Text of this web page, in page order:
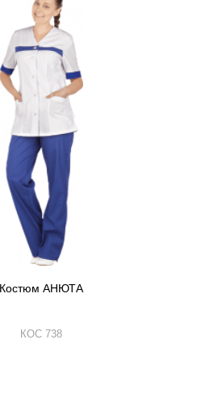
Костюм АНЮТА
КОС 738